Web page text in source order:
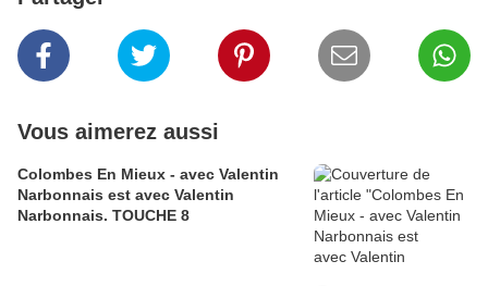
Vous aimerez aussi
Colombes En Mieux - avec Valentin
Narbonnais est avec Valentin
Narbonnais. TOUCHE 8